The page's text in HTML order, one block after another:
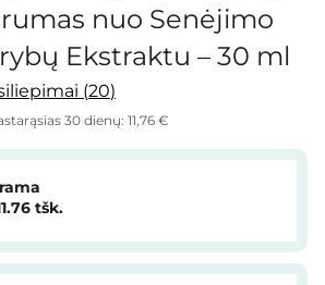
nuo Senėjimo
Ekstraktu – 30 ml
20
30 dienų: 11,76 €
tšk.